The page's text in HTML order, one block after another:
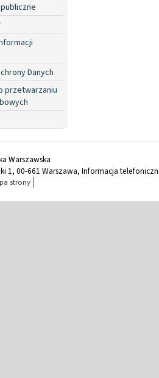
Danych
przetwarzaniu
Warszawska
1, 00-661 Warszawa, Informacja
strony